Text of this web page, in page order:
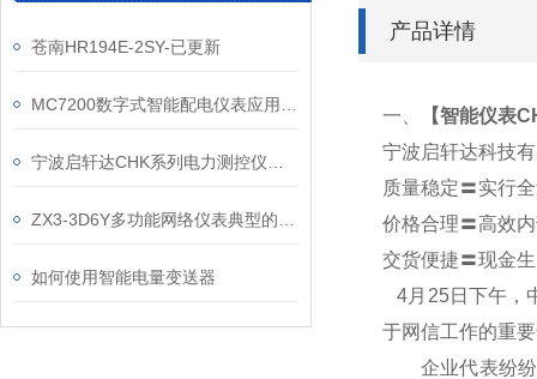
苍南HR194E-2SY-已更新
如何使用智能电量变送器
产品详情
一、 【智能仪表
宁波启轩达科技
质量稳定〓实行
价格合理〓高效
交货便捷〓现金
4月25日下午，
于网信工作的重
企业代表纷纷表